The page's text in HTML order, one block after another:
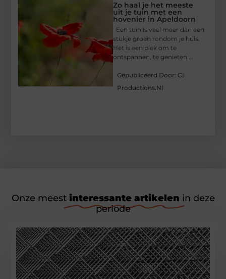
Zo haal je het meeste
uit je tuin met een
hovenier in Apeldoorn
Een tuin is veel meer dan een
stukje groen rondom je huis.
Het is een plek om te
ontspannen, te genieten ...
Gepubliceerd Door: CI
Productions.nl
Onze meest interessante artikelen in deze
periode